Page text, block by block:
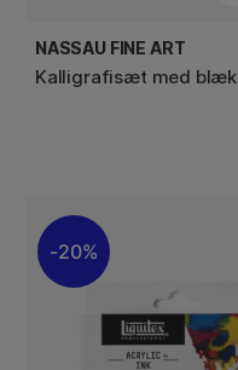
NASSAU FINE ART
Kalligrafisæt med blæk
20%